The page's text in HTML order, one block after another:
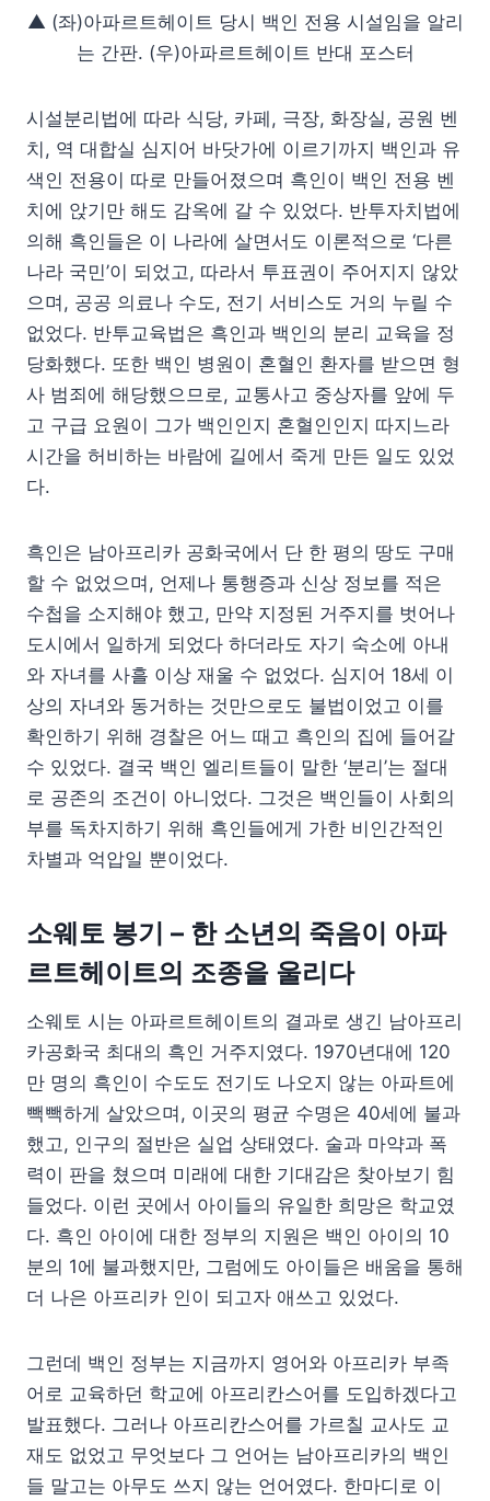
▲ (좌)아파르트헤이트 당시 백인 전용 시설임을 알리
는 간판. (우)아파르트헤이트 반대 포스터
시설분리법에 따라 식당, 카페, 극장, 화장실, 공원 벤
치, 역 대합실 심지어 바닷가에 이르기까지 백인과 유
색인 전용이 따로 만들어졌으며 흑인이 백인 전용 벤
치에 앉기만 해도 감옥에 갈 수 있었다. 반투자치법에
의해 흑인들은 이 나라에 살면서도 이론적으로 ‘다른
나라 국민’이 되었고, 따라서 투표권이 주어지지 않았
으며, 공공 의료나 수도, 전기 서비스도 거의 누릴 수
없었다. 반투교육법은 흑인과 백인의 분리 교육을 정
당화했다. 또한 백인 병원이 혼혈인 환자를 받으면 형
사 범죄에 해당했으므로, 교통사고 중상자를 앞에 두
고 구급 요원이 그가 백인인지 혼혈인인지 따지느라
시간을 허비하는 바람에 길에서 죽게 만든 일도 있었
다.
흑인은 남아프리카 공화국에서 단 한 평의 땅도 구매
할 수 없었으며, 언제나 통행증과 신상 정보를 적은
수첩을 소지해야 했고, 만약 지정된 거주지를 벗어나
도시에서 일하게 되었다 하더라도 자기 숙소에 아내
와 자녀를 사흘 이상 재울 수 없었다. 심지어 18세 이
상의 자녀와 동거하는 것만으로도 불법이었고 이를
확인하기 위해 경찰은 어느 때고 흑인의 집에 들어갈
수 있었다. 결국 백인 엘리트들이 말한 ‘분리’는 절대
로 공존의 조건이 아니었다. 그것은 백인들이 사회의
부를 독차지하기 위해 흑인들에게 가한 비인간적인
차별과 억압일 뿐이었다.
소웨토 봉기 – 한 소년의 죽음이 아파
르트헤이트의 조종을 울리다
소웨토 시는 아파르트헤이트의 결과로 생긴 남아프리
카공화국 최대의 흑인 거주지였다. 1970년대에 120
만 명의 흑인이 수도도 전기도 나오지 않는 아파트에
빽빽하게 살았으며, 이곳의 평균 수명은 40세에 불과
했고, 인구의 절반은 실업 상태였다. 술과 마약과 폭
력이 판을 쳤으며 미래에 대한 기대감은 찾아보기 힘
들었다. 이런 곳에서 아이들의 유일한 희망은 학교였
다. 흑인 아이에 대한 정부의 지원은 백인 아이의 10
분의 1에 불과했지만, 그럼에도 아이들은 배움을 통해
더 나은 아프리카 인이 되고자 애쓰고 있었다.
그런데 백인 정부는 지금까지 영어와 아프리카 부족
어로 교육하던 학교에 아프리칸스어를 도입하겠다고
발표했다. 그러나 아프리칸스어를 가르칠 교사도 교
재도 없었고 무엇보다 그 언어는 남아프리카의 백인
들 말고는 아무도 쓰지 않는 언어였다. 한마디로 이